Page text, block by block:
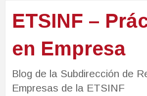
ETSINF –
en Empresa
Blog de la Subdirección de
Empresas de la ETSINF